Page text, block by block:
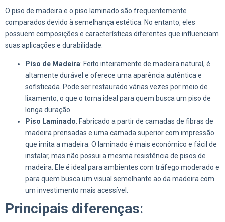
O piso de madeira e o piso laminado são frequentemente
comparados devido à semelhança estética. No entanto, eles
possuem composições e características diferentes que influenciam
suas aplicações e durabilidade.
Piso de Madeira: Feito inteiramente de madeira natural, é
altamente durável e oferece uma aparência autêntica e
sofisticada. Pode ser restaurado várias vezes por meio de
lixamento, o que o torna ideal para quem busca um piso de
longa duração.
Piso Laminado: Fabricado a partir de camadas de fibras de
madeira prensadas e uma camada superior com impressão
que imita a madeira. O laminado é mais econômico e fácil de
instalar, mas não possui a mesma resistência de pisos de
madeira. Ele é ideal para ambientes com tráfego moderado e
para quem busca um visual semelhante ao da madeira com
um investimento mais acessível.
Principais diferenças: